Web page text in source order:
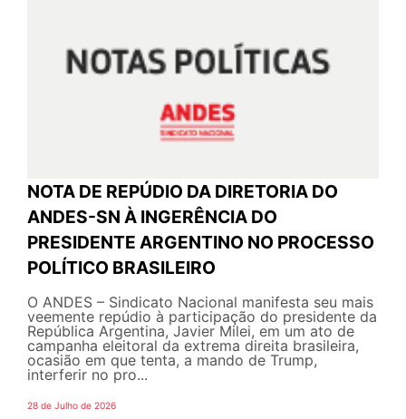
NOTA DE REPÚDIO DA DIRETORIA DO
ANDES-SN À INGERÊNCIA DO
PRESIDENTE ARGENTINO NO PROCESSO
POLÍTICO BRASILEIRO
O ANDES – Sindicato Nacional manifesta seu mais
veemente repúdio à participação do presidente da
República Argentina, Javier Milei, em um ato de
campanha eleitoral da extrema direita brasileira,
ocasião em que tenta, a mando de Trump,
interferir no pro...
28 de Julho de 2026